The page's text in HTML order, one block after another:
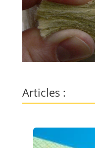
Articles :